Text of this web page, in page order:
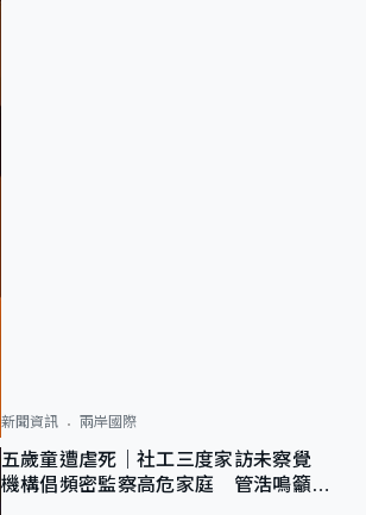
新聞資訊 兩岸國際
五歲童遭虐死｜社工三度家訪未察覺
機構倡頻密監察高危家庭 管浩鳴籲加